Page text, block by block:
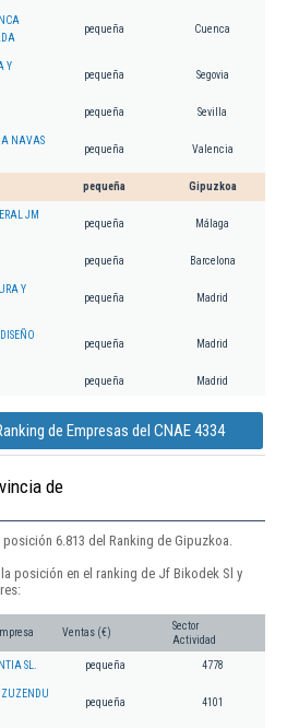
pequeña Cuenca
Y
pequeña Segovia
pequeña Sevilla
NAVAS
pequeña Valencia
pequeña Gipuzkoa
JM
pequeña Málaga
pequeña Barcelona
Y
pequeña Madrid
pequeña Madrid
pequeña Madrid
de Empresas del CNAE 4334
de
6.813 del Ranking de Gipuzkoa.
posición en el ranking de Jf Bikodek Sl y
Ventas (€)
Sector
Actividad
SL. pequeña 4778
ZUZENDU
pequeña 4101